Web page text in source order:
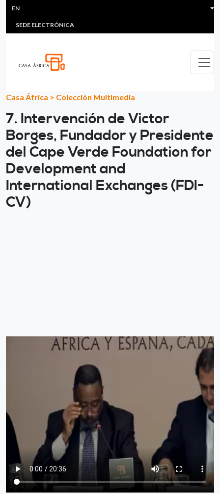
Skip to main content
HEADER MENU
MULTIMEDIA
SEDE ELECTRÓNICA
EN
Casa África > Colección Multimedia
7. Intervención de Victor
Borges, Fundador y Presidente
del Cape Verde Foundation for
Development and
International Exchanges (FDI-
CV)